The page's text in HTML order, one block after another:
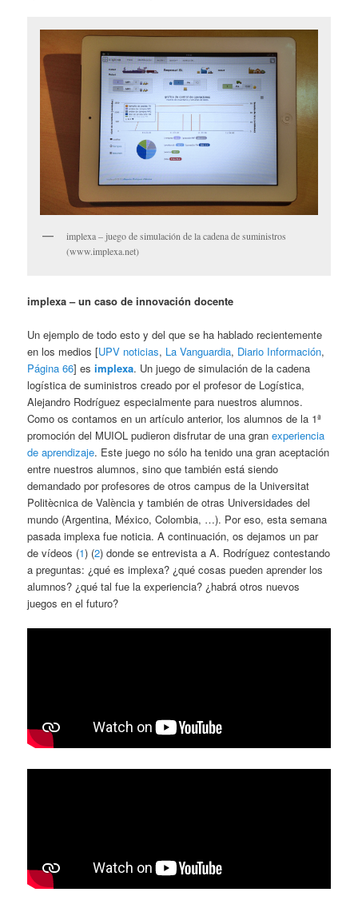
implexa – juego de simulación de la cadena de suministros
(www.implexa.net)
implexa – un caso de innovación docente
Un ejemplo de todo esto y del que se ha hablado recientemente
en los medios [UPV noticias, La Vanguardia, Diario Información,
Página 66] esimplexa. Un juego de simulación de la cadena
logística de suministros creado por el profesor de Logística,
Alejandro Rodríguez especialmente para nuestros alumnos.
Como os contamos en un artículo anterior, los alumnos de la 1ª
promoción del MUIOL pudieron disfrutar de una granexperiencia
de aprendizaje. Este juego no sólo ha tenido una gran aceptación
entre nuestros alumnos, sino que también está siendo
demandado por profesores de otros campus de la Universitat
Politècnica de València y también de otras Universidades del
mundo (Argentina, México, Colombia, …). Por eso, esta semana
pasada implexa fue noticia. A continuación, os dejamos un par
de vídeos (1) (2) donde se entrevista a A. Rodríguez contestando
a preguntas: ¿qué es implexa? ¿qué cosas pueden aprender los
alumnos? ¿qué tal fue la experiencia? ¿habrá otros nuevos
juegos en el futuro?